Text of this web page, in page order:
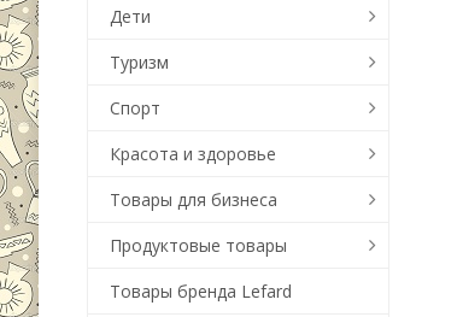
Дети
Туризм
Спорт
Красота и здоровье
Товары для бизнеса
Продуктовые товары
Товары бренда Lefard